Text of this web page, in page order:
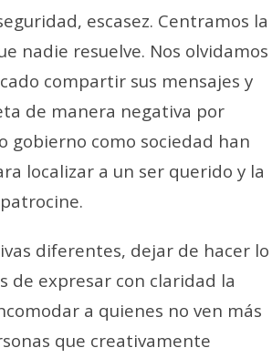
escasez. Centramos la
nadie resuelve. Nos olvidamos
compartir sus mensajes y
de manera negativa por
gobierno como sociedad han
localizar a un ser querido y la
diferentes, dejar de hacer lo
de expresar con claridad la
a quienes no ven más
que creativamente